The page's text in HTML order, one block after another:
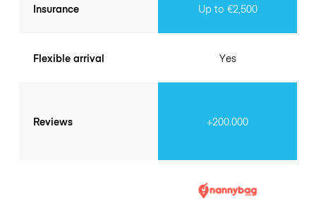
Insurance
Flexible arrival
Reviews
Up to €2,500
Yes
+200.000